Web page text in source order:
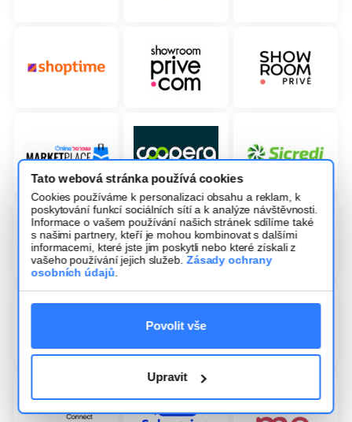
Tato webová stránka používá cookies
Cookies používáme k personalizaci obsahu a reklam, k
poskytování funkcí sociálních sítí a k analýze návštěvnosti.
Informace o vašem používání našich stránek sdílíme také
s našimi partnery, kteří je mohou kombinovat s dalšími
informacemi, které jste jim poskytli nebo které získali z
vašeho používání jejich služeb.Zásady ochrany
osobních údajů
Povolit vše
Upravit